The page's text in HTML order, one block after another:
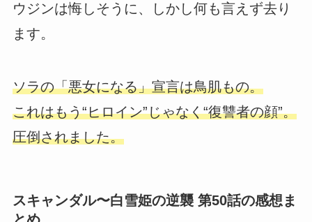
ウジンは悔しそうに、しかし何も言えず去り
ます。
ソラの「悪女になる」宣言は鳥肌もの。
これはもう“ヒロイン”じゃなく“復讐者の顔”。
圧倒されました。
スキャンダル〜白雪姫の逆襲 第50話の感想ま
とめ